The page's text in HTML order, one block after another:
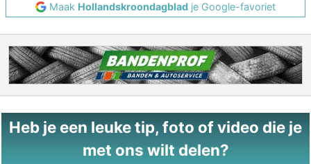
Maak Hollandskroondagblad je Google-favoriet
Heb je een leuke tip, foto of video die je
met ons wilt delen?